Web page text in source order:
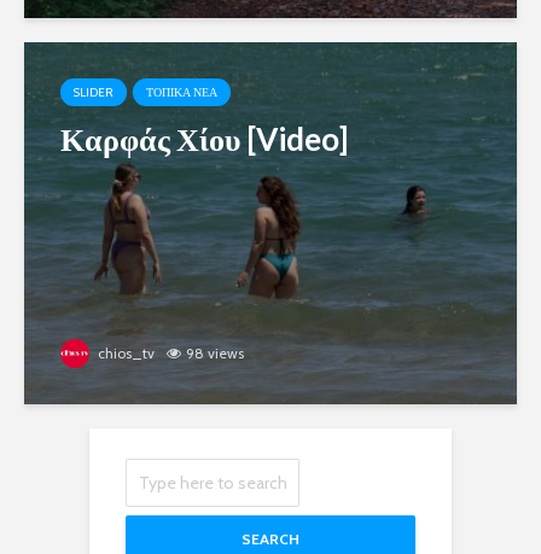
SLIDER ΤΟΠΙΚΑ ΝΕΑ
Καρφάς Χίου [Video]
chios_tv 98 views
SEARCH